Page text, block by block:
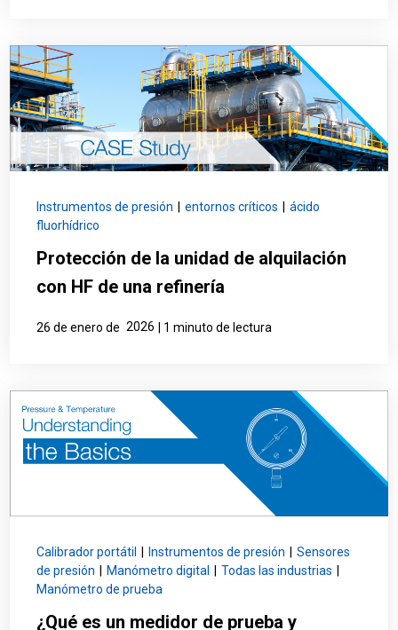
Instrumentos de presión entornos críticos
ácido
fluorhídrico
Protección de la unidad de alquilación
con HF de una refinería
26 de enero de 2026 | 1 minuto de lectura
Calibrador portátil Instrumentos de presión
Sensores
de presión
Manómetro digital Todas las industrias
Manómetro de prueba
¿Qué es un medidor de prueba y